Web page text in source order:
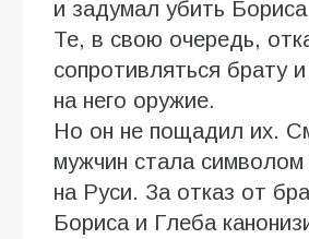
и задумал убить
Те, в свою очередь,
сопротивляться брату
на него оружие.
Но он не пощадил их.
мужчин стала символом
на Руси. За отказ от
Бориса и Глеба